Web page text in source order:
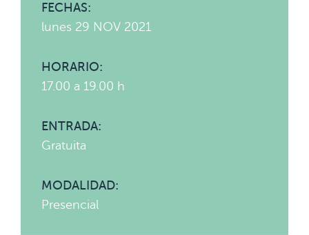
FECHAS:
lunes 29 NOV 2021
HORARIO:
17.00 a 19.00 h
ENTRADA:
Gratuita
MODALIDAD:
Presencial